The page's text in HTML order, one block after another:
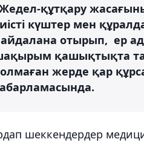
құтқару
күштер мен
отырып, ер
қашықтықта
жерде қар
шеккендердер